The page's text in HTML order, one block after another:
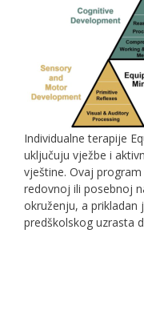
Individualne terapije
uključuju vježbe i
vještine. Ovaj
redovnoj ili posebnoj
okruženju, a prikladan
predškolskog uzrasta